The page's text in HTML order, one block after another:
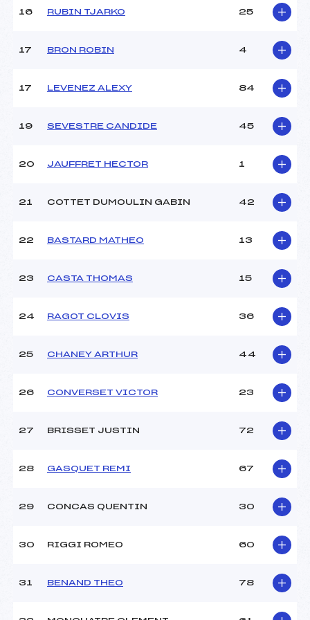
230.0000
Catégorie :
U12
16 RUBIN TJARKO 25
17 BRON ROBIN 4
17 LEVENEZ ALEXY 84
19 SEVESTRE CANDIDE 45
20 JAUFFRET HECTOR 1
21 COTTET DUMOULIN GABIN 42
22 BASTARD MATHEO 13
23 CASTA THOMAS 15
24 RAGOT CLOVIS 36
25 CHANEY ARTHUR 44
26 CONVERSET VICTOR 23
27 BRISSET JUSTIN 72
28 GASQUET REMI 67
29 CONCAS QUENTIN 30
30 RIGGI ROMEO 60
31 BENAND THEO 78